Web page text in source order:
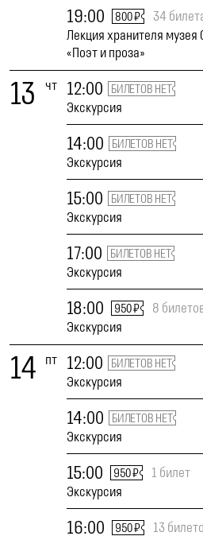
19:00 800 ₽
34
Лекция хранителя
«Поэт и проза»
13 чт 12:00 БИЛЕТОВ НЕТ
Экскурсия
14:00 БИЛЕТОВ НЕТ
Экскурсия
15:00 БИЛЕТОВ НЕТ
Экскурсия
17:00 БИЛЕТОВ НЕТ
Экскурсия
18:00 950 ₽
8
Экскурсия
14 пт 12:00 БИЛЕТОВ НЕТ
Экскурсия
14:00 БИЛЕТОВ НЕТ
Экскурсия
15:00 950 ₽
1 билет
Экскурсия
16:00 950 ₽
13